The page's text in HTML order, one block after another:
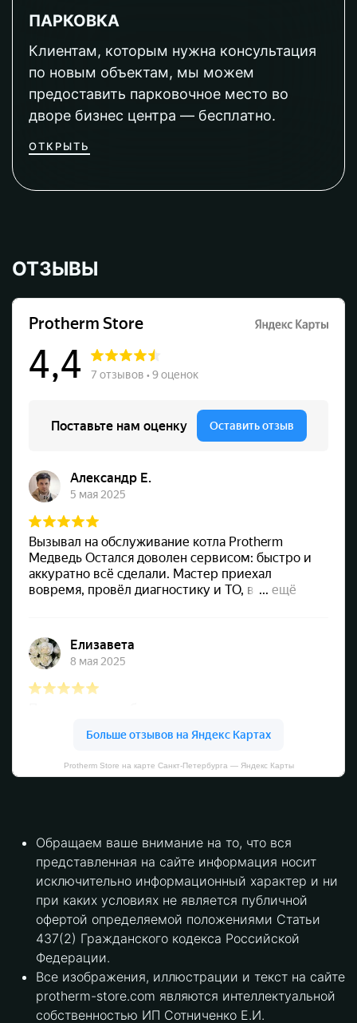
ПАРКОВКА
Клиентам, которым нужна консультация
по новым объектам, мы можем
предоставить парковочное место во
дворе бизнес центра — бесплатно.
ОТКРЫТЬ
ОТЗЫВЫ
Protherm Store на карте Санкт‑Петербурга — Яндекс Карты
Обращаем ваше внимание на то, что вся
представленная на сайте информация носит
исключительно информационный характер и ни
при каких условиях не является публичной
офертой определяемой положениями Статьи
437(2) Гражданского кодекса Российской
Федерации.
Все изображения, иллюстрации и текст на сайте
protherm-store.com являются интеллектуальной
собственностью ИП Сотниченко Е.И.